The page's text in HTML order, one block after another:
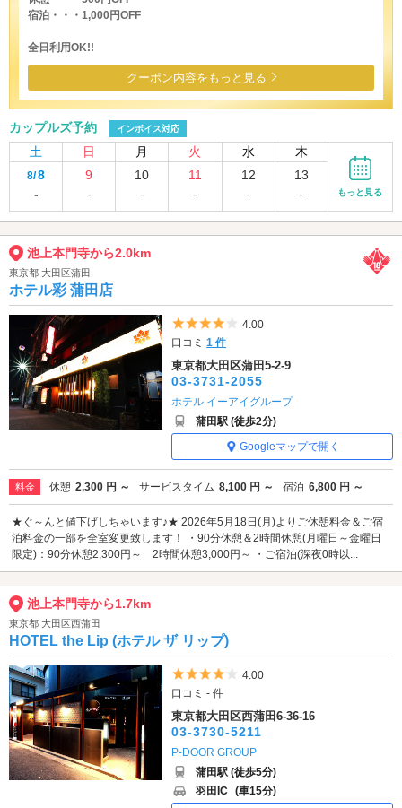
宿泊・・・1,000円OFF
全日利用OK!!
クーポン内容をもっと見る
カップルズ予約 インボイス対応
土 日 月 火 水 木
8/8
-
9
-
10
-
11
-
12
-
13
-
もっと見る
池上本門寺から2.0km
東京都 大田区蒲田
ホテル彩 蒲田店
5つ星のうち4
4.00
口コミ1 件
東京都大田区蒲田5-2-9
03-3731-2055
ホテル イーアイグループ
蒲田駅 (徒歩2分)
Googleマップで開く
料金 休憩 2,300 円 ～ サービスタイム 8,100 円 ～ 宿泊 6,800 円 ～
★ぐ～んと値下げしちゃいます♪★ 2026年5月18日(月)よりご休憩料金＆ご宿
泊料金の一部を全室変更致します！ ・90分休憩＆2時間休憩(月曜日～金曜日
限定)：90分休憩2,300円～ 2時間休憩3,000円～ ・ご宿泊(深夜0時以...
池上本門寺から1.7km
東京都 大田区西蒲田
HOTEL the Lip (ホテル ザ リップ)
5つ星のうち4
4.00
口コミ - 件
東京都大田区西蒲田6-36-16
03-3730-5211
P-DOOR GROUP
蒲田駅 (徒歩5分)
羽田IC (車15分)